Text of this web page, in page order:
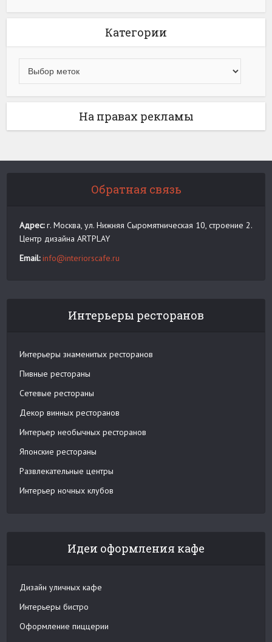
Категории
На правах рекламы
Обратная связь
Адрес:г. Москва, ул. Нижняя Сыромятническая 10, строение 2.
Центр дизайна ARTPLAY
Email: info@interiorscafe.ru
Интерьеры ресторанов
Интерьеры знаменитых ресторанов
Пивные рестораны
Сетевые рестораны
Декор винных ресторанов
Интерьер необычных ресторанов
Японские рестораны
Развлекательные центры
Интерьер ночных клубов
Идеи оформления кафе
Дизайн уличных кафе
Интерьеры бистро
Оформление пиццерии